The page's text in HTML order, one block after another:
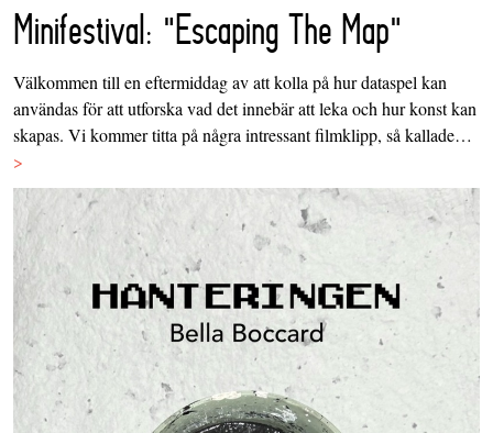
Minifestival: "Escaping The Map"
Välkommen till en eftermiddag av att kolla på hur dataspel kan
användas för att utforska vad det innebär att leka och hur konst kan
skapas. Vi kommer titta på några intressant filmklipp, så kallade…
>